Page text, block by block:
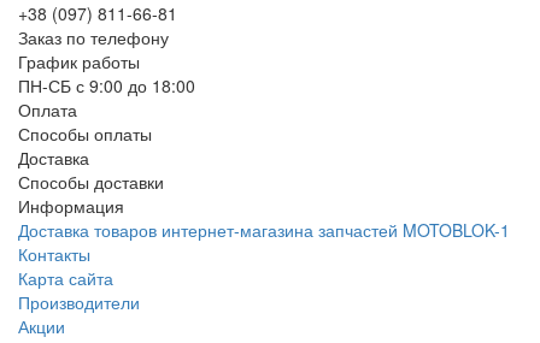
+38 (097) 811-66-81
Заказ по телефону
График работы
ПН-СБ с 9:00 до 18:00
Оплата
Способы оплаты
Доставка
Способы доставки
Информация
Доставка товаров интернет-магазина запчастей MOTOBLOK-1
Контакты
Карта сайта
Производители
Акции